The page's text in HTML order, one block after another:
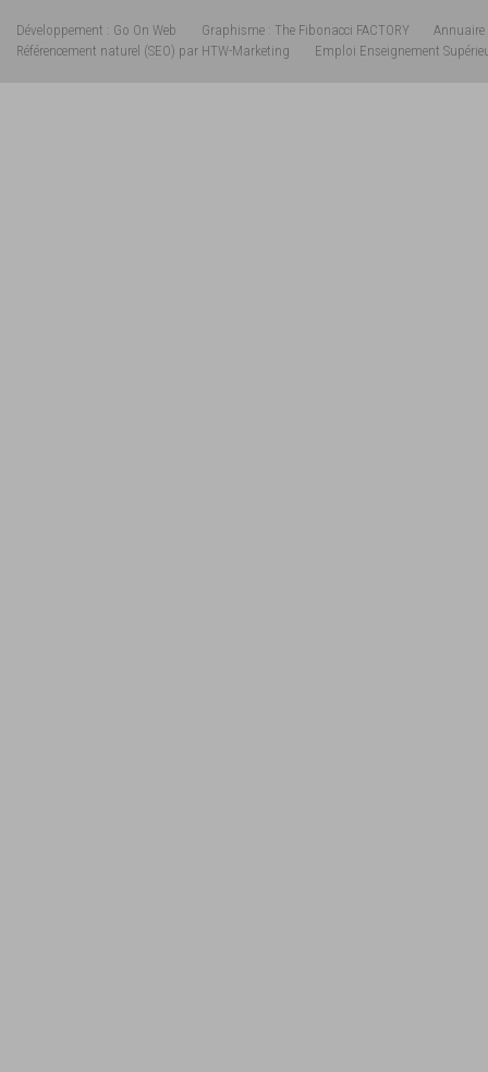
Développement : Go On Web Graphisme : The Fibonacci FACTORY
Annuaire
Référencement naturel (SEO) par HTW-Marketing
Emploi Enseignement